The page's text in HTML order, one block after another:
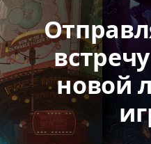
новой